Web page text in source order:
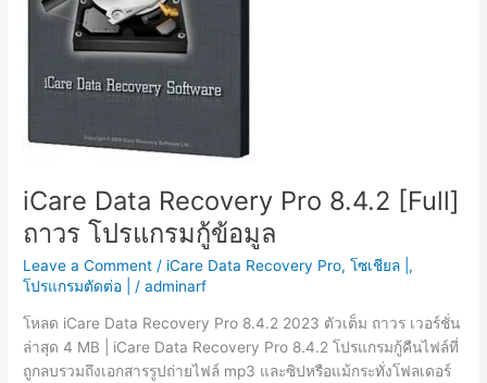
iCare Data Recovery Pro 8.4.2 [Full]
ถาวร โปรแกรมกู้ข้อมูล
Leave a Comment / iCare Data Recovery Pro,โซเชียล | ,
โปรแกรมตัดต่อ |
/adminarf
โหลด iCare Data Recovery Pro 8.4.2 2023 ตัวเต็ม ถาวร เวอร์ชั่น
ล่าสุด 4 MB | iCare Data Recovery Pro 8.4.2 โปรแกรมกู้คืนไฟล์ที่
ถูกลบรวมถึงเอกสารรูปถ่ายไฟล์ mp3 และซิปหรือแม้กระทั่งโฟลเดอร์